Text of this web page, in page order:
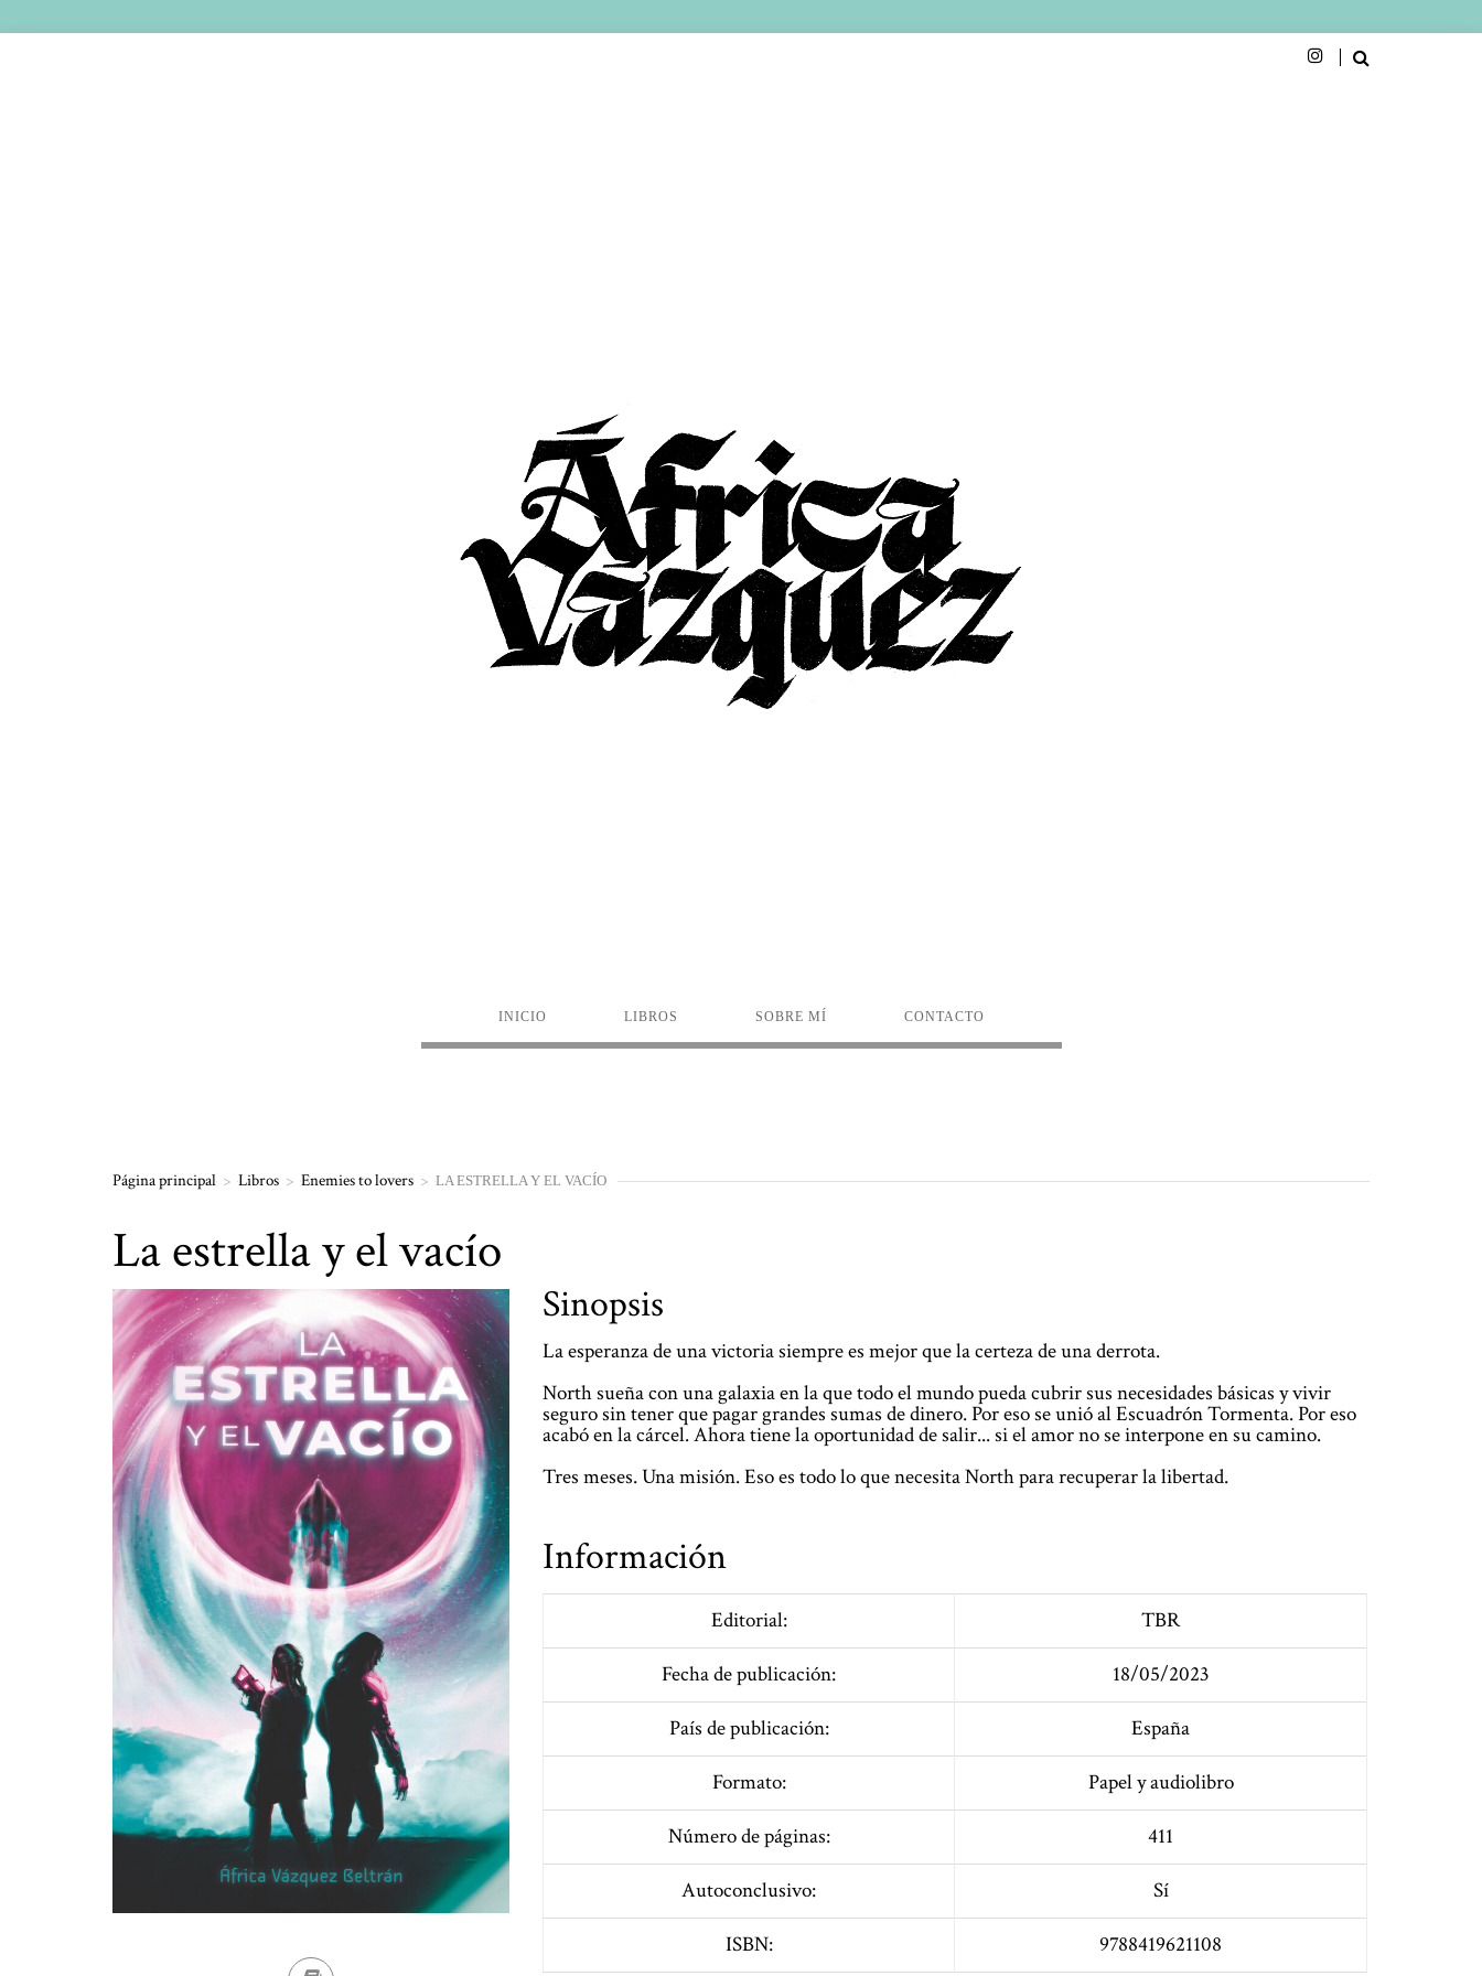
INICIO LIBROS SOBRE MÍ CONTACTO
Página principal > Libros > Enemies to lovers > LA ESTRELLA Y EL VACÍO
La estrella y el vacío
Sinopsis
La esperanza de una victoria siempre es mejor que la certeza de una derrota.
North sueña con una galaxia en la que todo el mundo pueda cubrir sus necesidades básicas y vivir
seguro sin tener que pagar grandes sumas de dinero. Por eso se unió al Escuadrón Tormenta. Por eso
acabó en la cárcel. Ahora tiene la oportunidad de salir... si el amor no se interpone en su camino.
Tres meses. Una misión. Eso es todo lo que necesita North para recuperar la libertad.
Información
Editorial:
Fecha de publicación:
País de publicación:
Formato:
Número de páginas:
Autoconclusivo:
ISBN:
TBR
18/05/2023
España
Papel y audiolibro
411
Sí
9788419621108